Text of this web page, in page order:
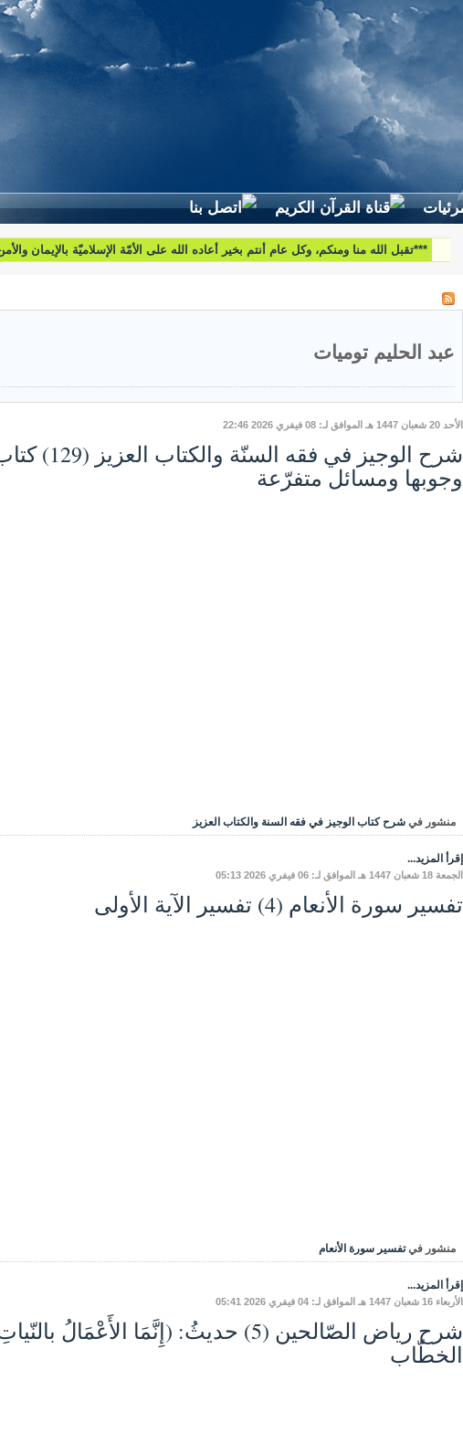
لطرح استفساراتكم وأسئلتكم واقتراحاتكم اتّصلوا بنا على البريد التّالي:
عبد الحليم توميات
الأحد 20 شعبان 1447 هـ الموافق لـ: 08 فيفري 2026 22:46
وجوبها ومسائل متفرّعة
منشور في شرح كتاب الوجيز في فقه السنة والكتاب العزيز
إقرأ المزيد...
الجمعة 18 شعبان 1447 هـ الموافق لـ: 06 فيفري 2026 05:13
تفسير سورة الأنعام (4) تفسير الآية الأولى
منشور في تفسير سورة الأنعام
إقرأ المزيد...
الأربعاء 16 شعبان 1447 هـ الموافق لـ: 04 فيفري 2026 05:41
شرح رياض الصّالحين (5) حديثُ: (إِنَّمَا
الخطّاب